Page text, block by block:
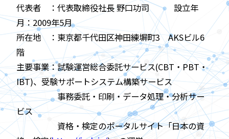
代表者 ：代表取締役社長 野口功司 設立年
月：2009年5月
所在地 ：東京都千代田区神田練塀町3 AKSビル6
階
主要事業：試験運営総合委託サービス(CBT・PBT・
IBT)、受験サポートシステム構築サービス
事務委託・印刷・データ処理・分析サー
ビス
資格・検定のポータルサイト「日本の資